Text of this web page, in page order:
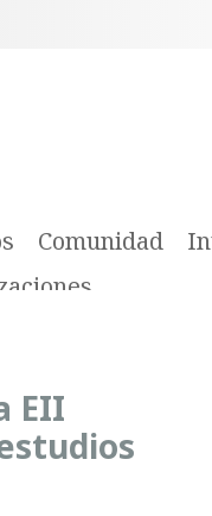
Comunidad
EII